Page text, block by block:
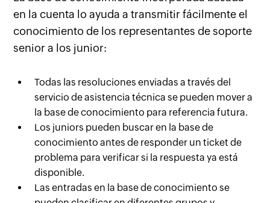
en la cuenta lo ayuda a transmitir fácilmente el
conocimiento de los representantes de soporte
senior a los junior:
Todas las resoluciones enviadas a través del
servicio de asistencia técnica se pueden mover a
la base de conocimiento para referencia futura.
Los juniors pueden buscar en la base de
conocimiento antes de responder un ticket de
problema para verificar si la respuesta ya está
disponible.
Las entradas en la base de conocimiento se